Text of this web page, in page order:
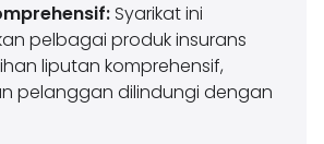
Syarikat ini
pelbagai produk insurans
liputan komprehensif,
pelanggan dilindungi dengan